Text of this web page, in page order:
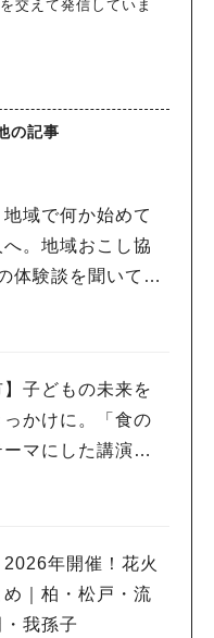
交えて発信していま
の記事
地域で何か始めて
。地域おこし協
体験談を聞いてみ
】子どもの未来を
かけに。「食の
マにした講演会
2026年開催！花火
め｜柏・松戸・流
我孫子